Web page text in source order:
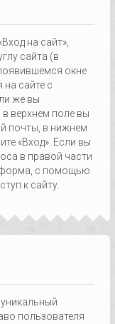
на сайт»,
сайта (в
окне
сайте с
же вы
в верхнем поле вы
почты, в нижнем
«Вход». Если вы
в правой части
форма, с помощью
к сайту.
пользователя